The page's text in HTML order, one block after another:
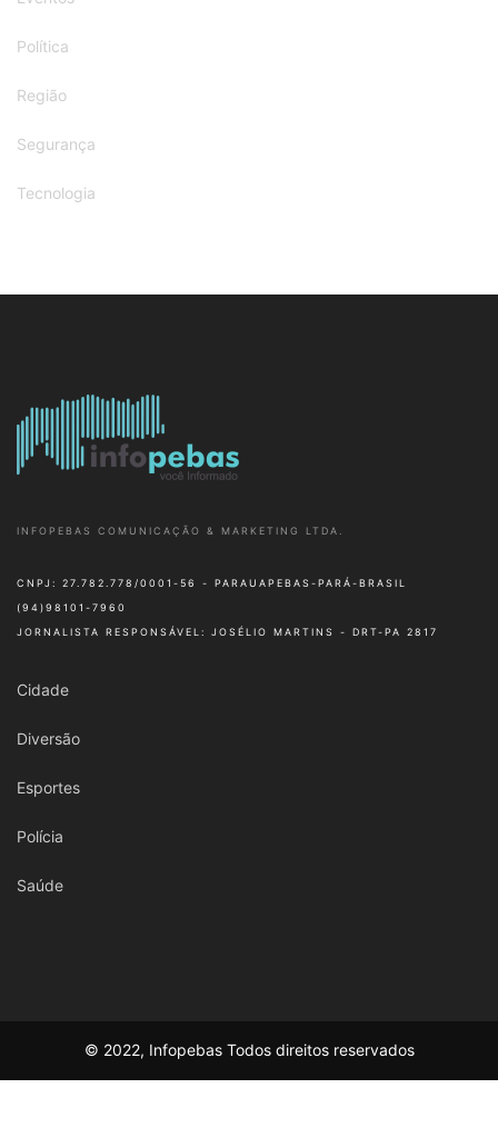
Política
Região
Segurança
Tecnologia
INFOPEBAS COMUNICAÇÃO & MARKETING LTDA.
CNPJ: 27.782.778/0001-56 - PARAUAPEBAS-PARÁ-BRASIL
(94)98101-7960
JORNALISTA RESPONSÁVEL: JOSÉLIO MARTINS - DRT-PA 2817
Cidade
Diversão
Esportes
Polícia
Saúde
© 2022, Infopebas Todos direitos reservados